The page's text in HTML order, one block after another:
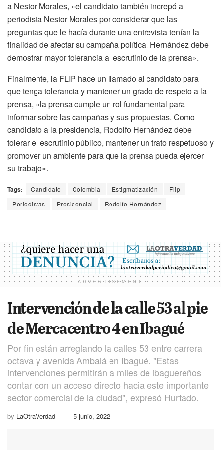
a Nestor Morales, «el candidato también increpó al
periodista Nestor Morales por considerar que las
preguntas que le hacía durante una entrevista tenían la
finalidad de afectar su campaña política. Hernández debe
demostrar mayor tolerancia al escrutinio de la prensa».
Finalmente, la FLIP hace un llamado al candidato para
que tenga tolerancia y mantener un grado de respeto a la
prensa, «la prensa cumple un rol fundamental para
informar sobre las campañas y sus propuestas. Como
candidato a la presidencia, Rodolfo Hernández debe
tolerar el escrutinio público, mantener un trato respetuoso y
promover un ambiente para que la prensa pueda ejercer
su trabajo».
Tags: Candidato Colombia Estigmatización
Flip
Periodistas
Presidencial Rodolfo Hernández
ADVERTISEMENT
Intervención de la calle 53 al pie
de Mercacentro 4 en Ibagué
Por fin están arreglando la calles 53 entre carrera
octava y avenida Ambalá en Ibagué. "Estas
intervenciones permitirán a miles de ibaguereños
contar con un acceso directo hacia este importante
sector comercial de la ciudad", expresó Hurtado.
by LaOtraVerdad 5 junio, 2022